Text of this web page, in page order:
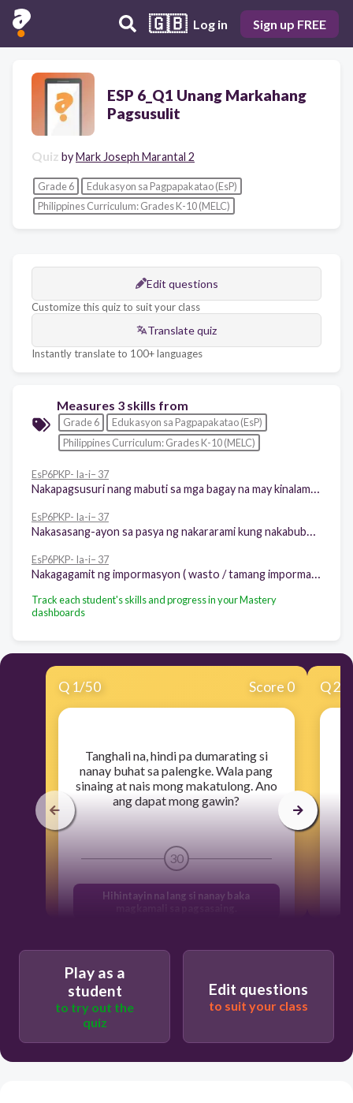
🇬🇧 Log in Sign up FREE
ESP 6_Q1 Unang Markahang
Pagsusulit
Quiz byMark Joseph Marantal 2
Grade 6
Edukasyon sa Pagpapakatao (EsP)
Philippines Curriculum: Grades K-10 (MELC)
Edit questions
Customize this quiz to suit your class
Translate quiz
Instantly translate to 100+ languages
Measures 3 skills from
Grade 6
Edukasyon sa Pagpapakatao (EsP)
Philippines Curriculum: Grades K-10 (MELC)
EsP6PKP- Ia-i– 37
EsP6PKP- Ia-i– 37
EsP6PKP- Ia-i– 37
Track each student's skills and progress in your Mastery
dashboards
Q 1/50 Score 0
​Tanghali na, hindi pa dumarating si
nanay buhat sa palengke. Wala pang
sinaing at nais mong makatulong. Ano
ang dapat mong gawin?
30
Hihintayin na lang si nanay baka
makakain kami pagdating ni nanay.
Bibili na lamang ng lutong kanin para
makakain na rin si nanay
Hindi na lamang magsasaing, baka ako
Q2
Play as a
student
to try out the
quiz
Edit questions
to suit your class